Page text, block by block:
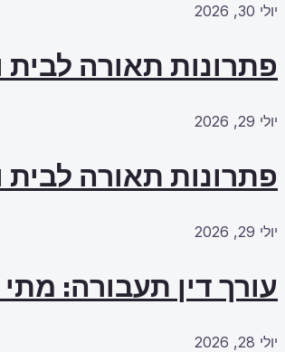
יולי 30, 2026
פתרונות תאורה
יולי 29, 2026
פתרונות תאורה
יולי 29, 2026
עורך דין תעבורה:
יולי 28, 2026